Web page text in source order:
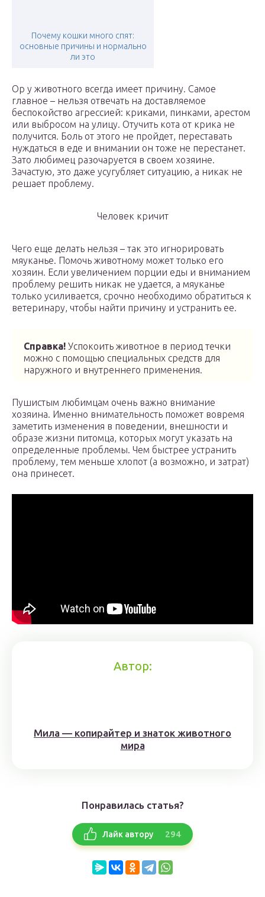
Почему кошки много спят:
основные причины и нормально
ли это
Ор у животного всегда имеет причину. Самое
главное – нельзя отвечать на доставляемое
беспокойство агрессией: криками, пинками, арестом
или выбросом на улицу. Отучить кота от крика не
получится. Боль от этого не пройдет, переставать
нуждаться в еде и внимании он тоже не перестанет.
Зато любимец разочаруется в своем хозяине.
Зачастую, это даже усугубляет ситуацию, а никак не
решает проблему.
Человек кричит
Чего еще делать нельзя – так это игнорировать
мяуканье. Помочь животному может только его
хозяин. Если увеличением порции еды и вниманием
проблему решить никак не удается, а мяуканье
только усиливается, срочно необходимо обратиться к
ветеринару, чтобы найти причину и устранить ее.
Справка! Успокоить животное в период течки
можно с помощью специальных средств для
наружного и внутреннего применения.
Пушистым любимцам очень важно внимание
хозяина. Именно внимательность поможет вовремя
заметить изменения в поведении, внешности и
образе жизни питомца, которых могут указать на
определенные проблемы. Чем быстрее устранить
проблему, тем меньше хлопот (а возможно, и затрат)
она принесет.
Автор:
Мила — копирайтер и знаток животного
мира
Понравилась статья?
Лайк автору 294